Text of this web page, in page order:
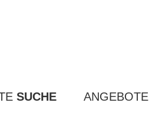
SUCHE ANGEBOTE